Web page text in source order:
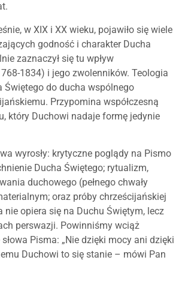
w XIX i XX wieku, pojawiło się wiele
godność i charakter Ducha
zaznaczył się tu wpływ
1834) i jego zwolenników. Teologia
Świętego do ducha wspólnego
Przypomina współczesną
który Duchowi nadaje formę jedynie
wyrosły: krytyczne poglądy na Pismo
Ducha Świętego; rytualizm,
duchowego (pełnego chwały
oraz próby chrześcijańskiej
nie opiera się na Duchu Świętym, lecz
perswazji. Powinniśmy wciąż
Pisma: „Nie dzięki mocy ani dzięki
Duchowi to się stanie – mówi Pan